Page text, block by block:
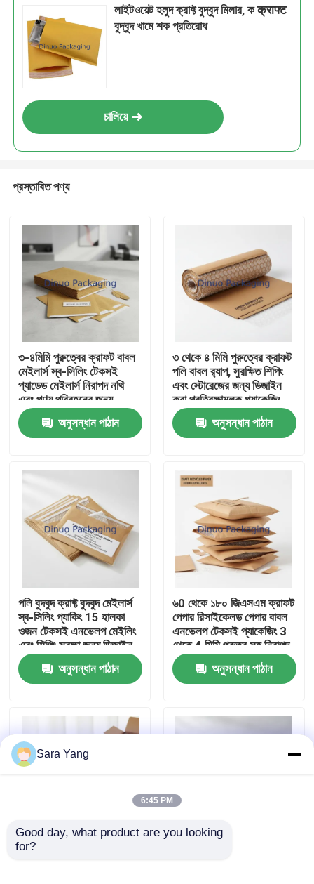
বাড়ি
পণ্য
আমাদের সম্পর্কে
কারখানা ভ্রমণ
আমাদের সাথে যোগাযোগ করুন
মামলা
লাইটওয়েট হলুদ ক্রাফ্ট বুদ্বুদ মিলার, ক क्राफ्ट
বুদ্বুদ খামে শক প্রতিরোধ
চালিয়ে
প্রস্তাবিত পণ্য
৩-৪মিমি পুরুত্বের ক্রাফট বাবল
মেইলার্স স্ব-সিলিং টেকসই
প্যাডেড মেইলার্স নিরাপদ নথি
এবং পণ্য পরিবহনের জন্য
উপযুক্ত
অনুসন্ধান পাঠান
৩ থেকে ৪ মিমি পুরুত্বের ক্রাফট
পলি বাবল র‍্যাপ, সুরক্ষিত শিপিং
এবং স্টোরেজের জন্য ডিজাইন
করা প্রতিরক্ষামূলক প্যাকেজিং
উপাদান
অনুসন্ধান পাঠান
পলি বুদবুদ ক্রাফ্ট বুদবুদ মেইলার্স
স্ব-সিলিং প্যাকিং 15 হালকা
ওজন টেকসই এনভেলপ মেইলিং
এবং শিপিং সুরক্ষা জন্য ডিজাইন
করা
অনুসন্ধান পাঠান
৬0 থেকে ১৮০ জিএসএম ক্রাফট
পেপার রিসাইকেলড পেপার বাবল
এনভেলপ টেকসই প্যাকেজিং 3
থেকে 4 মিমি পুরুত্ব সহ নিরাপদ
শিপিংয়ের জন্য উপযুক্ত
অনুসন্ধান পাঠান
৩ থেকে ৪ মিমি পুরুত্বের ক্রাফট
Sara Yang
6:45 PM
Good day, what product are you looking
for?